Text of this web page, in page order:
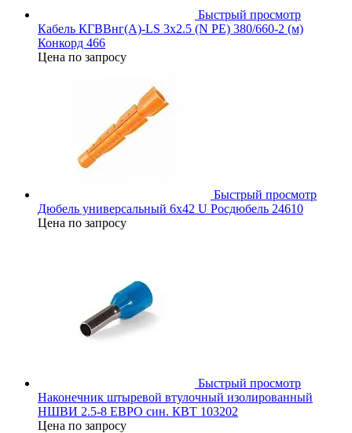
Быстрый просмотр
Кабель КГВВнг(А)-LS 3х2.5 (N PE) 380/660-2 (м)
Конкорд 466
Цена по запросу
Быстрый просмотр
Дюбель универсальный 6х42 U Росдюбель 24610
Цена по запросу
Быстрый просмотр
Наконечник штыревой втулочный изолированный
НШВИ 2.5-8 ЕВРО син. КВТ 103202
Цена по запросу